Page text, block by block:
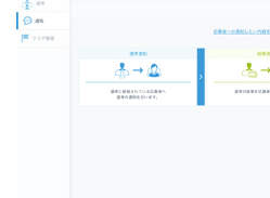
※ログイ
利用規約